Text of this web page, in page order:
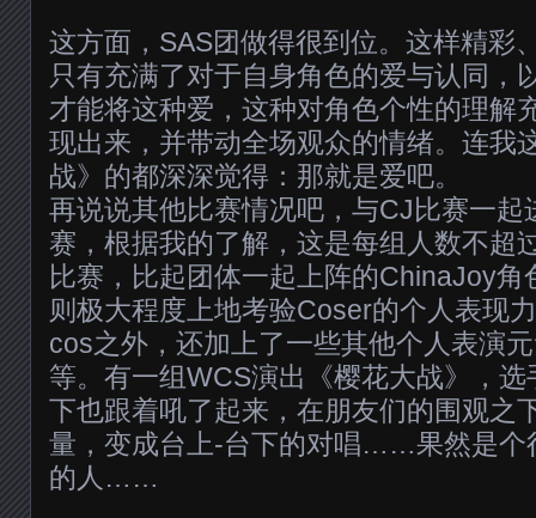
这方面，SAS团做得很到位。这样精彩
只有充满了对于自身角色的爱与认同，
才能将这种爱，这种对角色个性的理解
现出来，并带动全场观众的情绪。连我
战》的都深深觉得：那就是爱吧。
再说说其他比赛情况吧，与CJ比赛一
赛，根据我的了解，这是每组人数不超
比赛，比起团体一起上阵的ChinaJoy
则极大程度上地考验Coser的个人表现
cos之外，还加上了一些其他个人表演
等。有一组WCS演出《樱花大战》，
下也跟着吼了起来，在朋友们的围观之
量，变成台上-台下的对唱……果然是个
的人……